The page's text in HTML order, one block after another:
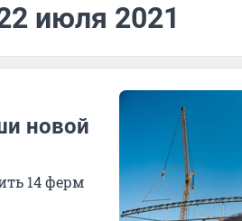
июля 2021
новой
14 ферм